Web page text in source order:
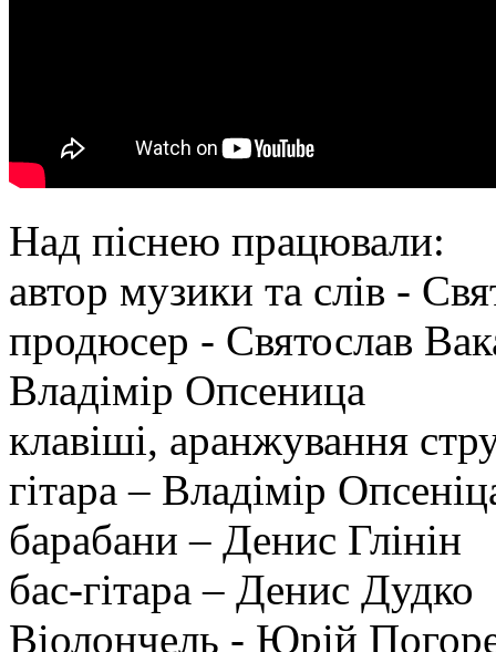
Над піснею працювали:
автор музики та слів -
продюсер - Святослав
Владімір Опсеница
клавіші, аранжування
гітара – Владімір
барабани – Денис Глінін
бас-гітара – Денис Дудко
Віолончель - Юрій